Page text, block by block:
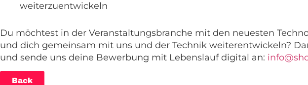
weiterzuentwickeln
Du möchtest in der Veranstaltungsbranche mit den neuesten
und dich gemeinsam mit uns und der Technik weiterentwickeln?
und sende uns deine Bewerbung mit Lebenslauf digital an:
Back